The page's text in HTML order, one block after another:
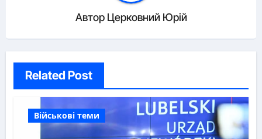
Автор Церковний Юрій
Related Post
Військові теми